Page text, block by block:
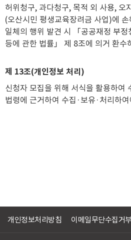
허위청구, 과다청구, 목적 외 사용, 오
(오산시민 평생교육장려금 사업)에
일체의 행위 발견 시 「공공재정 부
등에 관한 법률」 제 8조에 의거 환수
제 13조(개인정보 처리)
신청자 모집을 위해 서식을 활용하여
법령에 근거하여 수집·보유·처리하
개인정보처리방침 이메일무단수집거부